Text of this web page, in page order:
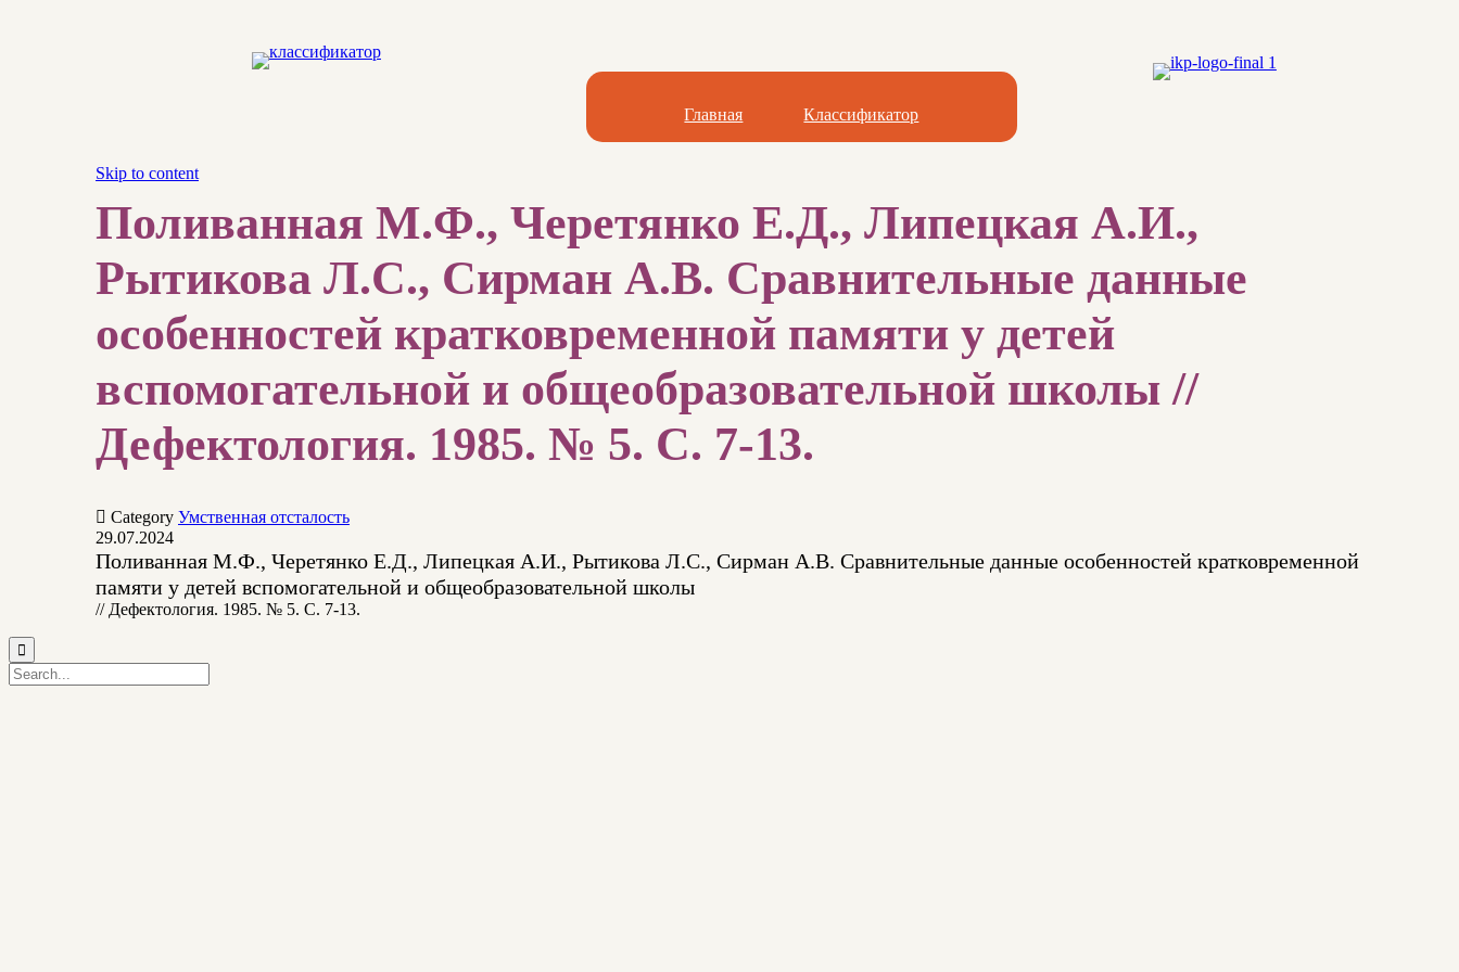
Главная Классификатор
Skip to content
Поливанная М.Ф., Черетянко Е.Д., Липецкая А.И.,
Рытикова Л.С., Сирман А.В. Сравнительные данные
особенностей кратковременной памяти у детей
вспомогательной и общеобразовательной школы //
Дефектология. 1985. № 5. С. 7-13.
 Category Умственная отсталость
29.07.2024
Поливанная М.Ф., Черетянко Е.Д., Липецкая А.И., Рытикова Л.С., Сирман А.В. Сравнительные данные особенностей кратковременной
памяти у детей вспомогательной и общеобразовательной школы
// Дефектология. 1985. № 5. С. 7-13.
